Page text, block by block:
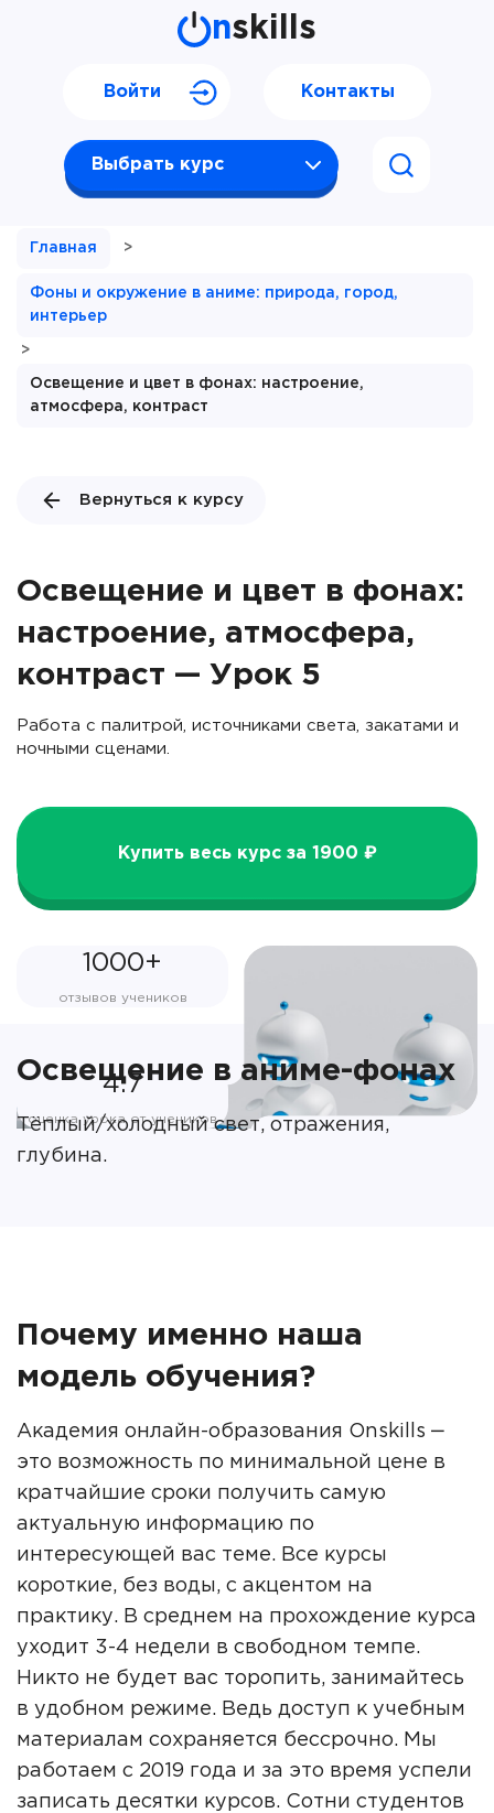
nskills
Выбрать курс
Войти Контакты
Главная >
Фоны и окружение в аниме: природа, город,
интерьер
>
Освещение и цвет в фонах: настроение,
атмосфера, контраст
Вернуться к курсу
Освещение и цвет в фонах:
настроение, атмосфера,
контраст — Урок 5
Работа с палитрой, источниками света, закатами и
ночными сценами.
Купить весь курс за 1900 ₽
1000+
отзывов учеников
4.7
оценка урока от учеников
Освещение в аниме-фонах
Тёплый/холодный свет, отражения,
глубина.
Почему именно наша
модель обучения?
Академия онлайн-образования Onskills ‒
это возможность по минимальной цене в
кратчайшие сроки получить самую
актуальную информацию по
интересующей вас теме. Все курсы
короткие, без воды, с акцентом на
практику. В среднем на прохождение курса
уходит 3-4 недели в свободном темпе.
Никто не будет вас торопить, занимайтесь
в удобном режиме. Ведь доступ к учебным
материалам сохраняется бессрочно. Мы
работаем с 2019 года и за это время успели
записать десятки курсов. Сотни студентов